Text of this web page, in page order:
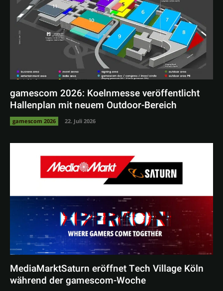
gamescom 2026: Koelnmesse veröffentlicht
Hallenplan mit neuem Outdoor-Bereich
gamescom 2026 22. Juli 2026
MediaMarktSaturn eröffnet Tech Village Köln
während der gamescom-Woche